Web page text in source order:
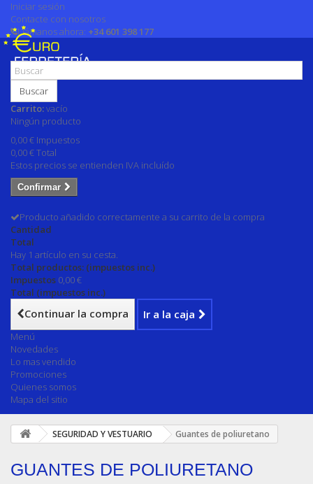
Iniciar sesión
Contacte con nosotros
Llámanos ahora: +34 601 398 177
Buscar
Carrito:vacío
Ningún producto
0,00 € Impuestos
0,00 €Total
Estos precios se entienden IVA incluído
Confirmar
Producto añadido correctamente a su carrito de la compra
Cantidad
Total
Hay 1 artículo en su cesta.
Total productos: (impuestos inc.)
Impuestos 0,00 €
Total (impuestos inc.)
Continuar la compra Ir a la caja
Menú
Novedades
Lo mas vendido
Promociones
Quienes somos
Mapa del sitio
SEGURIDAD Y VESTUARIO Guantes de poliuretano
GUANTES DE POLIURETANO